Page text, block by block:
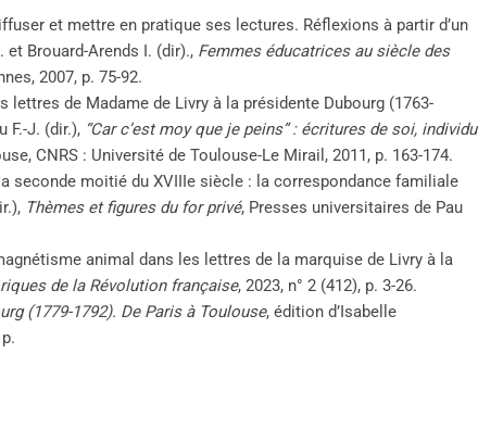
et mettre en pratique ses lectures. Réflexions à partir d’un
et Brouard-Arends I. (dir)., Femmes éducatrices au siècle des
2007, p. 75-92.
lettres de Madame de Livry à la présidente Dubourg (1763-
F.-J. (dir.), “Car c’est moy que je peins” : écritures de soi, individu
CNRS : Université de Toulouse-Le Mirail, 2011, p. 163-174.
seconde moitié du XVIIIe siècle : la correspondance familiale
Thèmes et figures du for privé, Presses universitaires de Pau
animal dans les lettres de la marquise de Livry à la
de la Révolution française, 2023, n° 2 (412), p. 3-26.
(1779-1792). De Paris à Toulouse, édition d’Isabelle